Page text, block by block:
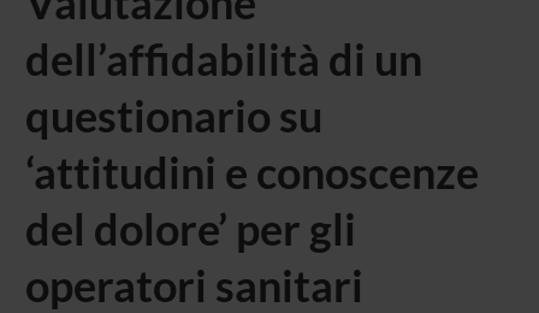
dell’affidabilità di un
questionario su
‘attitudini e conoscenze
del dolore’ per gli
operatori sanitari